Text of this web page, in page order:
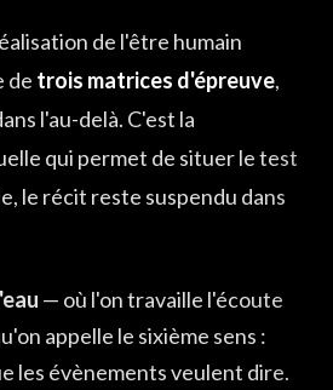
de l'être humain
de trois matrices d'épreuve,
l'au-delà. C'est la
qui permet de situer le test
le récit reste suspendu dans
— où l'on travaille l'écoute
appelle le sixième sens :
les évènements veulent dire.